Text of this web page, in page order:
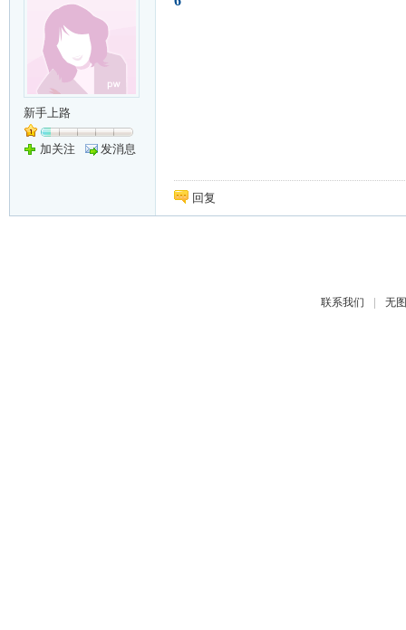
新手上路
加关注 发消息
回复
联系我们 | 无